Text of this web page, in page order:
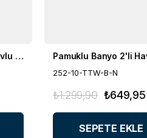
Pamuklu Banyo 2'li Havlu Seti
252-10-TTW-B-N
₺649,95
₺1.299,90
SEPETE EKLE